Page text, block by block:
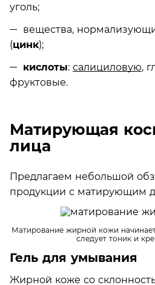
уголь;
вещества,
(цинк);
кислоты: салициловую,
фруктовые.
Матирующая
лица
Предлагаем небольшой
продукции с матирующим
Матирование жирной кожи
следует тоник и
Гель для умывания
Жирной коже со